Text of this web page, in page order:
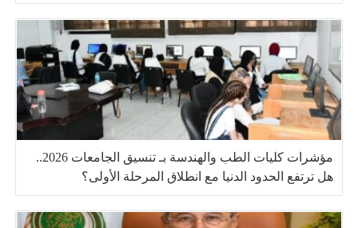
مؤشرات كليات الطب والهندسة بـ تنسيق الجامعات 2026..
هل ترتفع الحدود الدنيا مع انطلاق المرحلة الأولى؟